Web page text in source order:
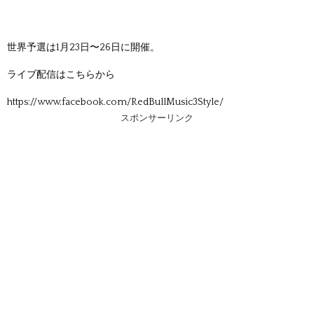
世界予選は1月23日〜26日に開催。
ライブ配信はこちらから
https://www.facebook.com/RedBullMusic3Style/
スポンサーリンク